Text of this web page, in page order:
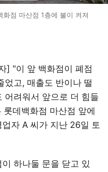
점 마산점 1층에 불이 켜져
] "이 앞 백화점이 폐점
었고, 매출도 반이나 떨
어려워서 앞으로 더 힘들
데백화점 마산점 앞에
자 A 씨가 지난 26일 토
하나둘 문을 닫고 있